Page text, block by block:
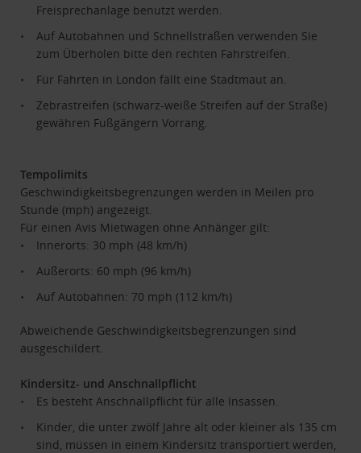
Freisprechanlage benutzt werden.
Auf Autobahnen und Schnellstraßen verwenden Sie
zum Überholen bitte den rechten Fahrstreifen.
Für Fahrten in London fällt eine Stadtmaut an.
Zebrastreifen (schwarz-weiße Streifen auf der Straße)
gewähren Fußgängern Vorrang.
Tempolimits
Geschwindigkeitsbegrenzungen werden in Meilen pro
Stunde (mph) angezeigt.
Für einen Avis Mietwagen ohne Anhänger gilt:
Innerorts: 30 mph (48 km/h)
Außerorts: 60 mph (96 km/h)
Auf Autobahnen: 70 mph (112 km/h)
Abweichende Geschwindigkeitsbegrenzungen sind
ausgeschildert.
Kindersitz- und Anschnallpflicht
Es besteht Anschnallpflicht für alle Insassen.
Kinder, die unter zwölf Jahre alt oder kleiner als 135 cm
sind, müssen in einem Kindersitz transportiert werden,